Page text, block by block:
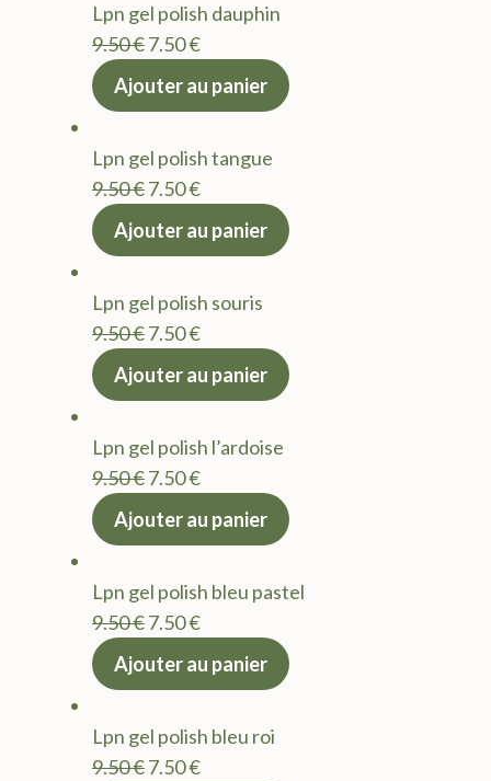
9.50 €.7.50 €.
Lpn gel polish dauphin
9.50€Le
prix
9.50 €.
7.50€Le
actuel
7.50 €.
Ajouter au panier
Lpn gel polish tangue
9.50€Le
prix
9.50 €.
7.50€Le
actuel
7.50 €.
Ajouter au panier
Lpn gel polish souris
9.50€Le
prix
9.50 €.
7.50€Le
actuel
7.50 €.
Ajouter au panier
Lpn gel polish l’ardoise
9.50€Le
prix
9.50 €.
7.50€Le
actuel
7.50 €.
Ajouter au panier
Lpn gel polish bleu pastel
9.50€Le
prix
9.50 €.
7.50€Le
actuel
7.50 €.
Ajouter au panier
Lpn gel polish bleu roi
9.50€Le
7.50€Le